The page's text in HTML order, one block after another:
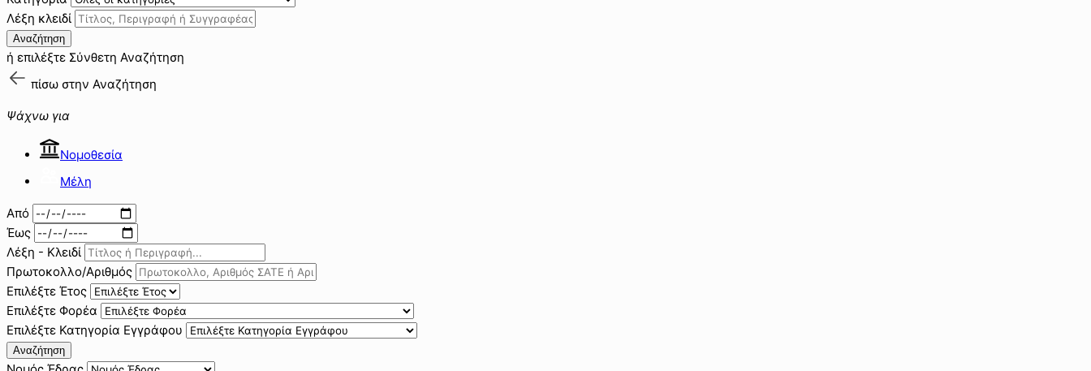
Λέξη κλειδί
Αναζήτηση
ή επιλέξτε Σύνθετη Αναζήτηση
πίσω στην Αναζήτηση
Ψάχνω για
Νομοθεσία
Μέλη
Από
Έως
Λέξη - Κλειδί
Πρωτοκολλο/Αριθμός
Επιλέξτε Έτος
Επιλέξτε Φορέα
Επιλέξτε Κατηγορία Εγγράφου
Αναζήτηση